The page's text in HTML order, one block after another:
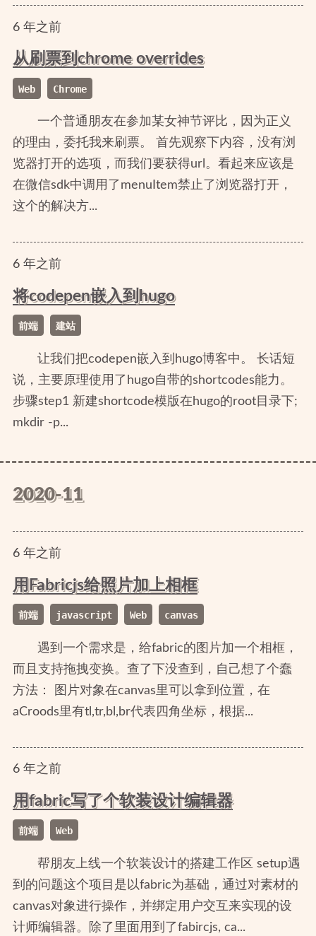
6年之前
从刷票到chrome overrides
Web Chrome
一个普通朋友在参加某女神节评比，因为正义
的理由，委托我来刷票。 首先观察下内容，没有浏
览器打开的选项，而我们要获得url。看起来应该是
在微信sdk中调用了menuItem禁止了浏览器打开，
这个的解决方...
6年之前
将codepen嵌入到hugo
前端 建站
让我们把codepen嵌入到hugo博客中。 长话短
说，主要原理使用了hugo自带的shortcodes能力。
步骤step1 新建shortcode模版在hugo的root目录下;
mkdir -p...
2020-11
6年之前
用Fabricjs给照片加上相框
前端 javascript Web canvas
遇到一个需求是，给fabric的图片加一个相框，
而且支持拖拽变换。查了下没查到，自己想了个蠢
方法： 图片对象在canvas里可以拿到位置，在
aCroods里有tl,tr,bl,br代表四角坐标，根据...
6年之前
用fabric写了个软装设计编辑器
前端 Web
帮朋友上线一个软装设计的搭建工作区 setup遇
到的问题这个项目是以fabric为基础，通过对素材的
canvas对象进行操作，并绑定用户交互来实现的设
计师编辑器。除了里面用到了fabircjs, ca...